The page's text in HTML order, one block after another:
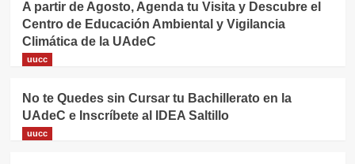
A partir de Agosto, Agenda tu Visita y Descubre el
Centro de Educación Ambiental y Vigilancia
Climática de la UAdeC
uucc
No te Quedes sin Cursar tu Bachillerato en la
UAdeC e Inscríbete al IDEA Saltillo
uucc